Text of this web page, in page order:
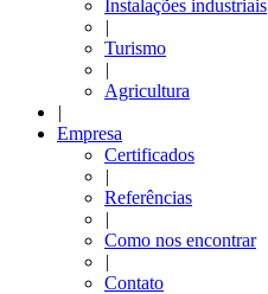
Instalações industriais
|
Turismo
|
Agricultura
|
Empresa
Certificados
|
Referências
|
Como nos encontrar
|
Contato